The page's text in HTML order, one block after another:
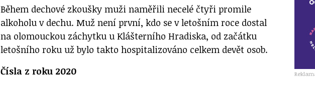
Během dechové zkoušky muži naměřili necelé čtyři promile
alkoholu v dechu. Muž není první, kdo se v letošním roce dostal
na olomouckou záchytku u Klášterního Hradiska, od začátku
letošního roku už bylo takto hospitalizováno celkem devět osob.
Čísla z roku 2020